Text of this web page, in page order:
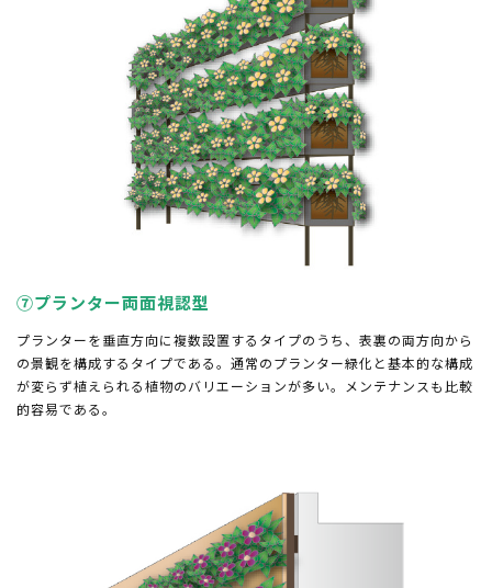
⑦プランター両面視認型
プランターを垂直方向に複数設置するタイプのうち、表裏の両方向から
の景観を構成するタイプである。通常のプランター緑化と基本的な構成
が変らず植えられる植物のバリエーションが多い。メンテナンスも比較
的容易である。